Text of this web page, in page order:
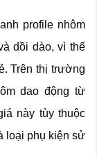
profile nhôm
dồi dào, vì thế
Trên thị trường
dao động từ
này tùy thuộc
loại phụ kiện sử